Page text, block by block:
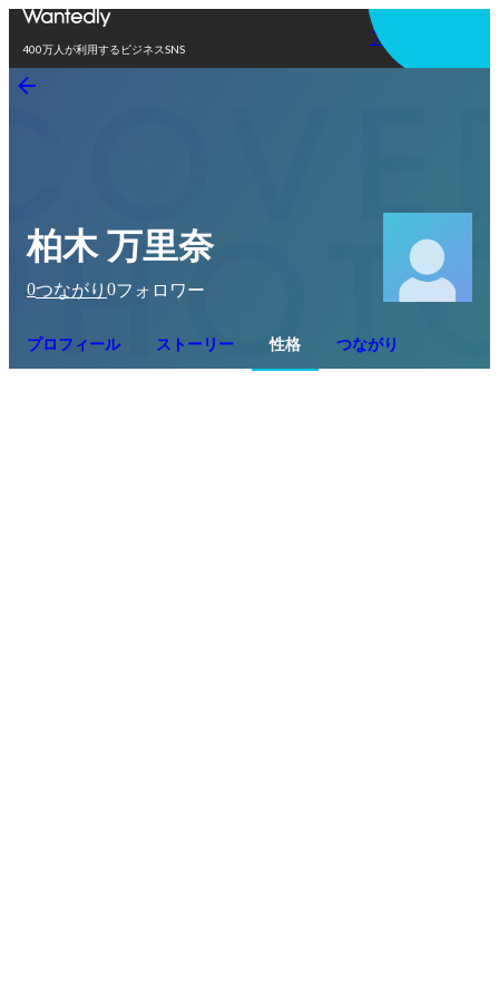
400万人が利用するビジネスSNS
アプリを使う
柏木 万里奈
0つながり 0フォロワー
プロフィール ストーリー 性格 つながり